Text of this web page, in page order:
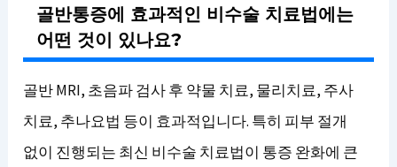
골반통증에 효과적인 비수술 치료법에는
어떤 것이 있나요?
골반 MRI, 초음파 검사 후 약물 치료, 물리치료, 주사
치료, 추나요법 등이 효과적입니다. 특히 피부 절개
없이 진행되는 최신 비수술 치료법이 통증 완화에 큰